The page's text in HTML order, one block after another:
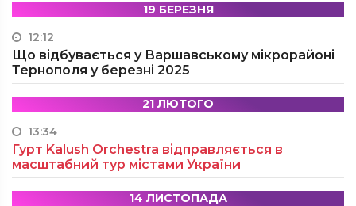
19 БЕРЕЗНЯ
12:12
Що відбувається у Варшавському мікрорайоні
Тернополя у березні 2025
21 ЛЮТОГО
13:34
Гурт Kalush Orchestra відправляється в
масштабний тур містами України
14 ЛИСТОПАДА